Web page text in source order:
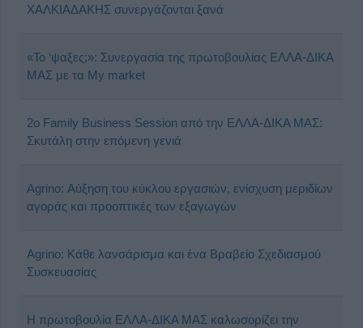
ΧΑΛΚΙΑΔΑΚΗΣ συνεργάζονται ξανά
«Το ‘ψαξες;»: Συνεργασία της πρωτοβουλίας ΕΛΛΑ-ΔΙΚΑ
ΜΑΣ με τα My market
2o Family Business Session από την ΕΛΛΑ-ΔΙΚΑ ΜΑΣ:
Σκυτάλη στην επόμενη γενιά
Agrino: Αύξηση του κύκλου εργασιών, ενίσχυση μεριδίων
αγοράς και προοπτικές των εξαγωγών
Agrino: Κάθε λανσάρισμα και ένα Βραβείο Σχεδιασμού
Συσκευασίας
H πρωτοβουλία ΕΛΛΑ-ΔΙΚΑ ΜΑΣ καλωσορίζει την